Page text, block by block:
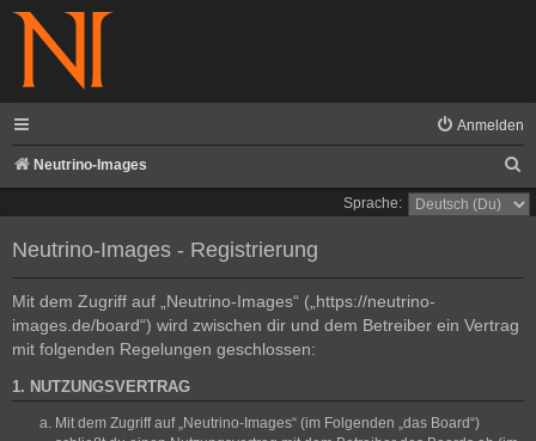
Anmelden
Neutrino-Images
u
Sprache:
Neutrino-Images - Registrierung
Mit dem Zugriff auf „Neutrino-Images“ („https://neutrino-
images.de/board“) wird zwischen dir und dem Betreiber ein Vertrag
mit folgenden Regelungen geschlossen:
1. NUTZUNGSVERTRAG
Mit dem Zugriff auf „Neutrino-Images“ (im Folgenden „das Board“)